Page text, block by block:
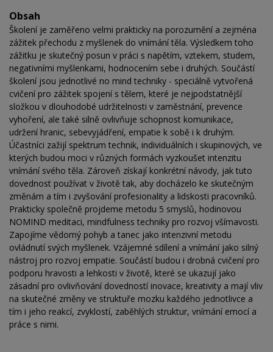
Obsah
Školení je zaměřeno velmi prakticky na porozumění a zejména
zážitek přechodu z myšlenek do vnímání těla. Výsledkem toho
zážitku je skutečný posun v práci s napětím, vztekem, studem,
negativními myšlenkami, hodnocením sebe i druhých. Součástí
školení jsou jednotlivé no mind techniky - speciálně vytvořená
cvičení pro zážitek spojení s tělem, které je nejpodstatnější
složkou v dlouhodobé udržitelnosti v zaměstnání, prevence
vyhoření, ale také silně ovlivňuje schopnost komunikace,
udržení hranic, sebevyjádření, empatie k sobě i k druhým.
Účastníci zažijí spektrum technik, individuálních i skupinových, ve
kterých budou moci v různých formách vyzkoušet intenzitu
vnímání svého těla. Zároveň získají konkrétní návody, jak tuto
dovednost používat v životě tak, aby docházelo ke skutečným
změnám a tím i zvyšování profesionality a lidskosti pracovníků.
Prakticky společně projdeme metodu 5 smyslů, hodinovou
NOMIND meditaci, mindfulness techniky pro rozvoj všímavosti.
Zapojíme vědomý pohyb a tanec jako intenzivní metodu
ovládnutí svých myšlenek. Vzájemné sdílení a vnímání jako silný
nástroj pro rozvoj empatie. Součástí budou i drobná cvičení pro
podporu hravosti a lehkosti v životě, které se ukazují jako
zásadní pro ovlivňování dovedností inovace, kreativity a mají vliv
na skutečné změny ve struktuře mozku každého jednotlivce a
tím i jeho reakcí, zvyklostí, zaběhlých struktur, vnímání emocí a
práce s nimi.